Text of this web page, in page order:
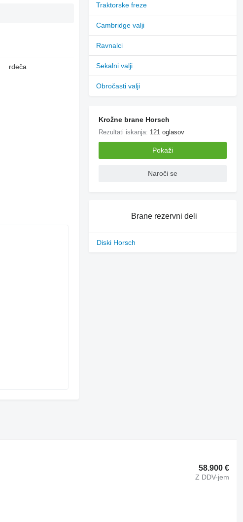
rdeča
Traktorske freze
Cambridge valji
Ravnalci
Sekalni valji
Obročasti valji
Krožne brane Horsch
Rezultati iskanja: 121 oglasov
Pokaži
Naroči se
Brane rezervni deli
Diski Horsch
58.900 €
Z DDV-jem